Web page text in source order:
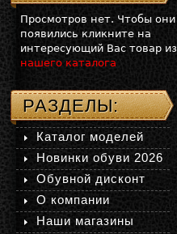
Просмотров нет. Чтобы они
появились кликните на
интересующий Вас товар из
нашего каталога
РАЗДЕЛЫ:
Каталог моделей
Новинки обуви 2026
Обувной дисконт
О компании
Наши магазины